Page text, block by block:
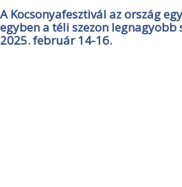
A Kocsonyafesztivál az ország
egyben a téli szezon
2025. február 14-16.